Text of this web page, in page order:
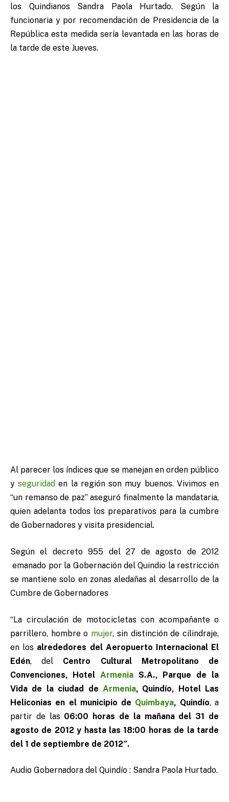
los Quindianos Sandra Paola Hurtado. Según la
funcionaria y por recomendación de Presidencia de la
República esta medida sería levantada en las horas de
la tarde de este Jueves.
Al parecer los índices que se manejan en orden público
yseguridad en la región son muy buenos. Vivimos en
“un remanso de paz” aseguró finalmente la mandataria,
quien adelanta todos los preparativos para la cumbre
de Gobernadores y visita presidencial.
Según el decreto 955 del 27 de agosto de 2012
emanado por la Gobernación del Quindio la restricción
se mantiene solo en zonas aledañas al desarrollo de la
Cumbre de Gobernadores
“La circulación de motocicletas con acompañante o
parrillero, hombre o mujer, sin distinción de cilindraje,
en los alrededores del Aeropuerto Internacional El
Edén, del Centro Cultural Metropolitano de
Convenciones, Hotel Armenia S.A., Parque de la
Vida de la ciudad de Armenia, Quindío, Hotel Las
Heliconias en el municipio de Quimbaya, Quindío, a
partir de las 06:00 horas de la mañana del 31 de
agosto de 2012 y hasta las 18:00 horas de la tarde
del 1 de septiembre de 2012″.
Audio Gobernadora del Quindío : Sandra Paola Hurtado.